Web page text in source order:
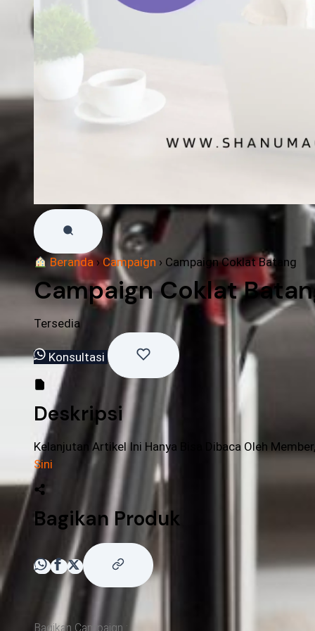
Beranda › Campaign › Campaign Coklat Batang
Campaign Coklat
Tersedia
Konsultasi
Deskripsi
Kelanjutan Artikel Ini Hanya Bisa Dibaca Oleh
Sini
Bagikan Produk